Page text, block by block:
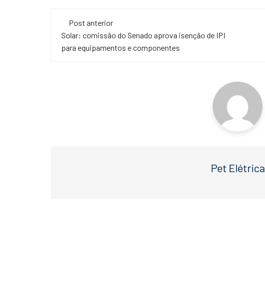
e
b
er s
A
Navegação
de
Post anterior
Solar: comissão do Senado aprova isenção de IPI
para equipamentos e componentes
Pet Elétrica